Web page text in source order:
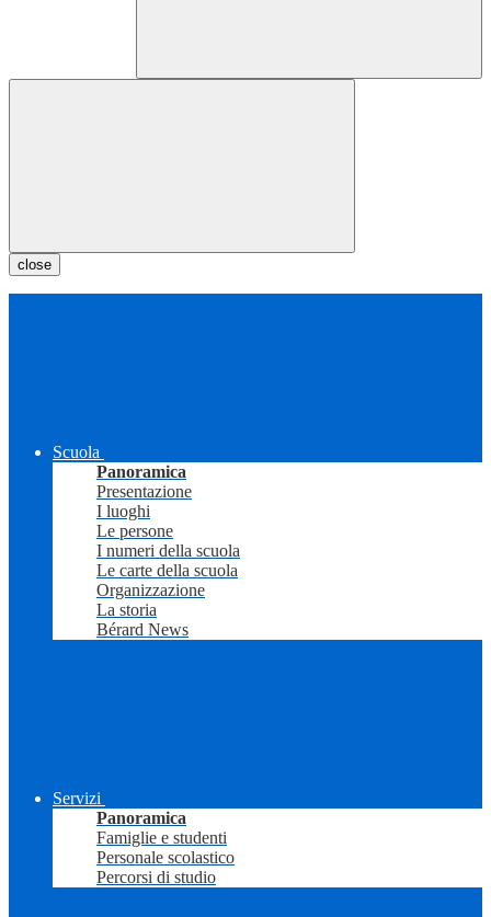
close
Scuola
Panoramica
Presentazione
I luoghi
Le persone
I numeri della scuola
Le carte della scuola
Organizzazione
La storia
Bérard News
Servizi
Panoramica
Famiglie e studenti
Personale scolastico
Percorsi di studio